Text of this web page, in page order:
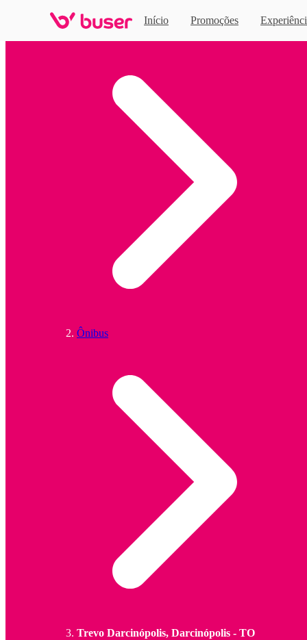
Início Promoções
Ônibus
Trevo Darcinópolis, Darcinópolis - TO